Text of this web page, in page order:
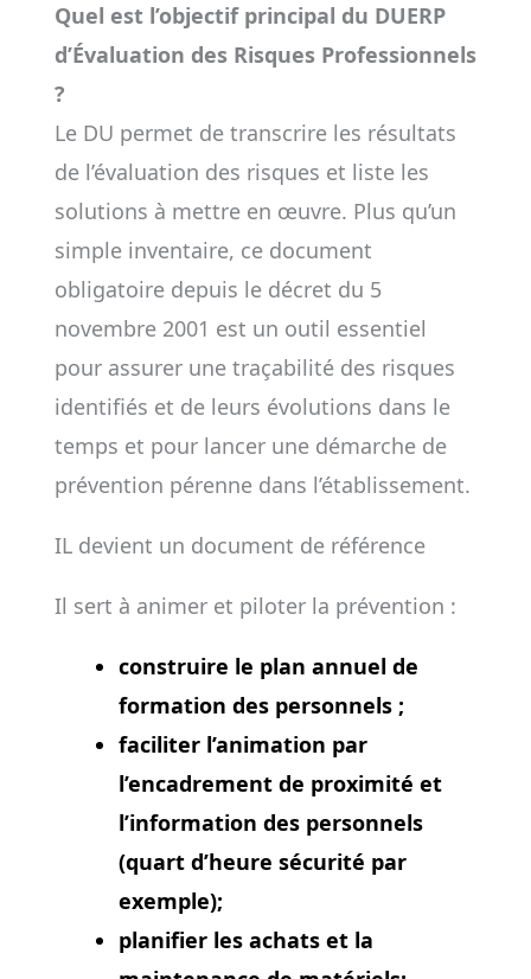
Quel est l’objectif principal du DUERP
d’Évaluation des Risques Professionnels
?
Le DU permet de transcrire les résultats
de l’évaluation des risques et liste les
solutions à mettre en œuvre. Plus qu’un
simple inventaire, ce document
obligatoire depuis le décret du 5
novembre 2001 est un outil essentiel
pour assurer une traçabilité des risques
identifiés et de leurs évolutions dans le
temps et pour lancer une démarche de
prévention pérenne dans l’établissement.
IL devient un document de référence
Il sert à animer et piloter la prévention :
construire le plan annuel de
formation des personnels ;
faciliter l’animation par
l’encadrement de proximité et
l’information des personnels
(quart d’heure sécurité par
exemple);
planifier les achats et la